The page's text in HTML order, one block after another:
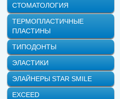
СТОМАТОЛОГИЯ
ТЕРМОПЛАСТИЧНЫЕ
ПЛАСТИНЫ
ТИПОДОНТЫ
ЭЛАСТИКИ
ЭЛАЙНЕРЫ STAR SMILE
EXCEED